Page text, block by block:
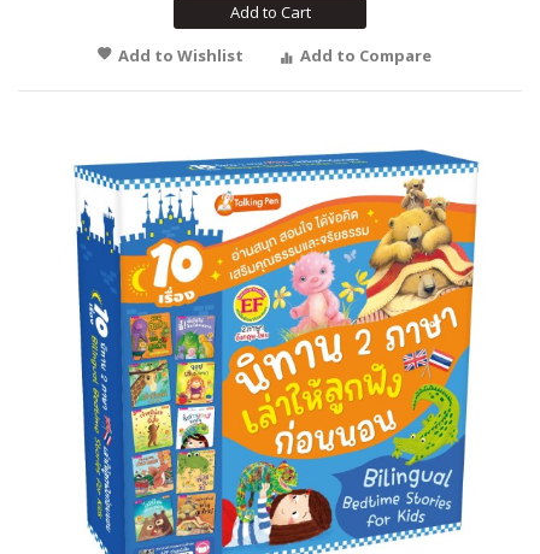
Add to Cart
Add to Wishlist
Add to Compare